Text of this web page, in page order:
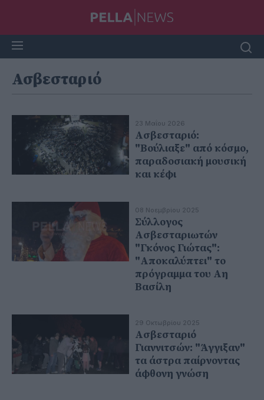
Ασβεσταριό
23 Μαΐου 2026
Ασβεσταριό:
"Βούλιαξε" από κόσμο,
παραδοσιακή μουσική
και κέφι
08 Νοεμβρίου 2025
Σύλλογος
Ασβεσταριωτών
"Γκόνος Γιώτας":
"Αποκαλύπτει" το
πρόγραμμα του Αη
Βασίλη
29 Οκτωβρίου 2025
Ασβεσταριό
Γιαννιτσών: "Άγγιξαν"
τα άστρα παίρνοντας
άφθονη γνώση